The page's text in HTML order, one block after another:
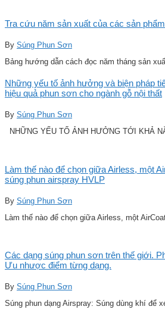
Tra cứu năm sản xuất của các sản
By Súng Phun Sơn
Bảng hướng dẫn cách đọc năm tháng sản
Những yếu tố ảnh hưởng và biện pháp
hiệu quả phun sơn cho ngành gỗ nội thất
By Súng Phun Sơn
NHỮNG YẾU TỐ ẢNH HƯỞNG TỚI KHẢ
Làm thế nào để chọn giữa Airless, một
súng phun airspray HVLP
By Súng Phun Sơn
Làm thế nào để chọn giữa Airless, một AirCoat
Các dạng súng phun sơn trên thế giới.
Ưu nhược điểm từng dạng.
By Súng Phun Sơn
Súng phun dạng Airspray: Súng dùng khí để